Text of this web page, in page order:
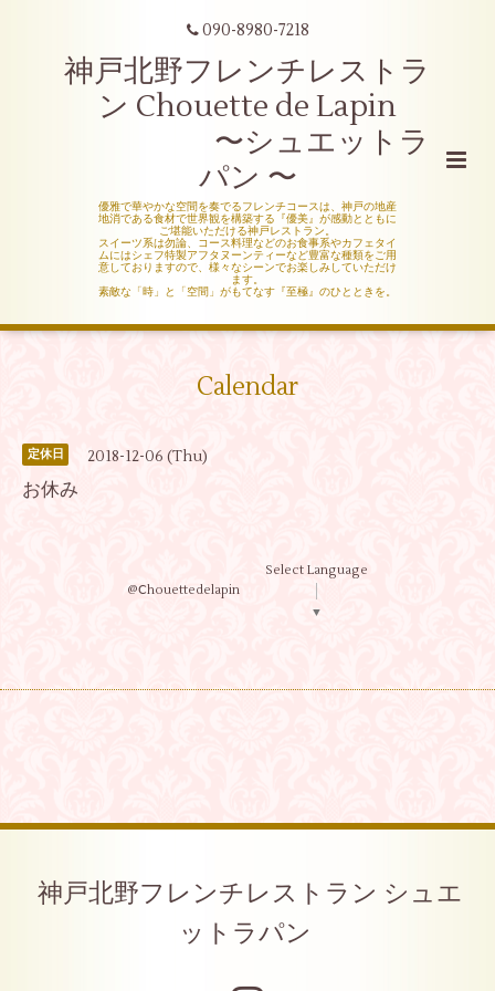
090-8980-7218
神戸北野フレンチレストラ
ン Chouette de Lapin
〜シュエットラ
パン 〜
優雅で華やかな空間を奏でるフレンチコースは、神戸の地産
地消である食材で世界観を構築する『優美』が感動とともに
ご堪能いただける神戸レストラン。
スイーツ系は勿論、コース料理などのお食事系やカフェタイ
ムにはシェフ特製アフタヌーンティーなど豊富な種類をご用
意しておりますので、様々なシーンでお楽しみしていただけ
ます。
素敵な「時」と「空間」がもてなす『至極』のひとときを。
Calendar
定休日 2018-12-06 (Thu)
お休み
@Ⅽhouettedelapin
Select Language
▼
神戸北野フレンチレストラン シュエ
ットラパン